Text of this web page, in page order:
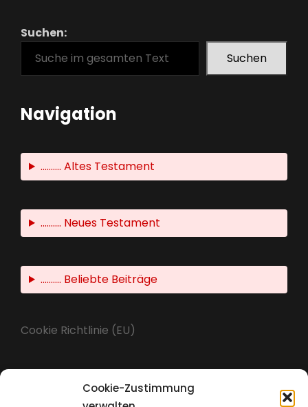
Cookie-Zustimmung
Suchen:
Suchen
Navigation
.......... Altes Testament
.......... Neues Testament
.......... Beliebte Beiträge
Cookie Richtlinie (EU)